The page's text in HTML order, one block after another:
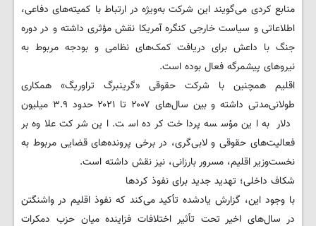
منابع کردی می‌گویند این شرکت به‌ویژه در ارتباط با کمیته‌های دفاعی،
اطلاعاتی و سیاست خارجی کنگره آمریکا نقش مؤثری داشته و در دوره
جنگ با داعش برای دریافت کمک‌های نظامی و بودجه مربوط به
نیروهای پیشمرگه فعال بوده است.
اقلیم همچنین با شرکت حقوقی «گرینبرگ تراوریگ» همکاری
طولانی‌مدتی داشته و بین سال‌های ۲۰۰۷ تا ۲۰۲۱ حدود ۳.۹ میلیون
دلار به این مؤسسه پرداخت کرده است. این شرکت علاوه بر
فعالیت‌های حقوقی و لابی‌گری، در برخی پرونده‌های قضایی مربوط به
نخست‌وزیر اقلیم، مسرور بارزانی، نیز نقش داشته است.
شکاف داخلی؛ تهدید جدید برای نفوذ کردها
با وجود این، گزارش یادشده تأکید می‌کند که نفوذ اقلیم در واشنگتن
در سال‌های اخیر تحت تأثیر اختلافات فزاینده میان حزب دمکرات